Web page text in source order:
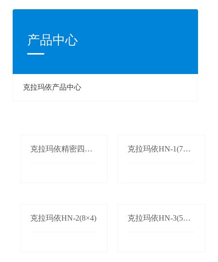
产品中心
克拉玛依产品中心
克拉玛依精密四柱
克拉玛依HN-1(7×3.
克拉玛依HN-2(8×4)
克拉玛依HN-3(5×2.